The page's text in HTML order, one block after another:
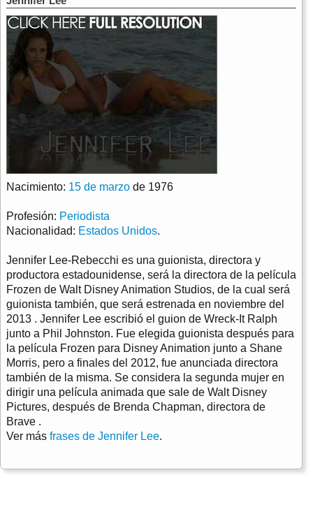
Nacimiento: 15 de marzo de 1976
Profesión: Periodista
Nacionalidad: Estados Unidos.
Jennifer Lee-Rebecchi es una guionista, directora y
productora estadounidense, será la directora de la película
Frozen de Walt Disney Animation Studios, de la cual será
guionista también, que será estrenada en noviembre del
2013 . Jennifer Lee escribió el guion de Wreck-It Ralph
junto a Phil Johnston. Fue elegida guionista después para
la película Frozen para Disney Animation junto a Shane
Morris, pero a finales del 2012, fue anunciada directora
también de la misma. Se considera la segunda mujer en
dirigir una película animada que sale de Walt Disney
Pictures, después de Brenda Chapman, directora de
Brave .
Ver más frases de Jennifer Lee.